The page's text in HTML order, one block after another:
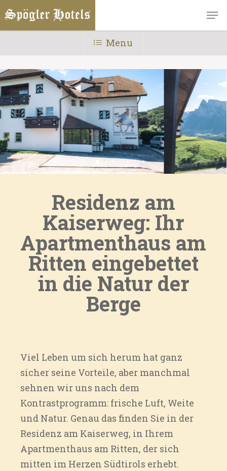
Skip
to
Menu
Residenz am
Kaiserweg: Ihr
Apartmenthaus am
Ritten eingebettet
in die Natur der
Berge
Viel Leben um sich herum hat ganz
sicher seine Vorteile, aber manchmal
sehnen wir uns nach dem
Kontrastprogramm: frische Luft, Weite
und Natur. Genau das finden Sie in der
Residenz am Kaiserweg, in Ihrem
Apartmenthaus am Ritten, der sich
mitten im Herzen Südtirols erhebt.